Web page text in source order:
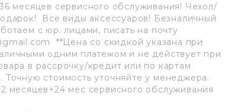
месяцев сервисного обслуживания! Чехол/
Все виды аксессуаров! Безналичный
с юр. лицами, писать на почту
**Цена со скидкой указана при
одним платежом и не действует при
в рассрочку/кредит или по картам
Точную стоимость уточняйте у менеджера.
месяцев+24 мес сервисного обслуживания